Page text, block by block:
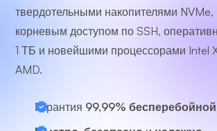
твердотельными накопителями
корневым доступом по SSH,
1 ТБ и новейшими процессорами Intel
AMD.
Гарантия 99,99%